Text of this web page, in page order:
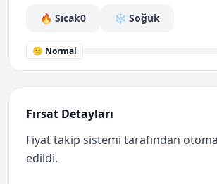
🔥 Sıcak0 ❄️ Soğuk
😐 Normal
Fırsat Detayları
Fiyat takip sistemi tarafından
edildi.